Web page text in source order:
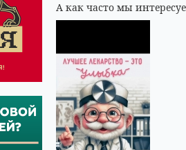
А как часто мы